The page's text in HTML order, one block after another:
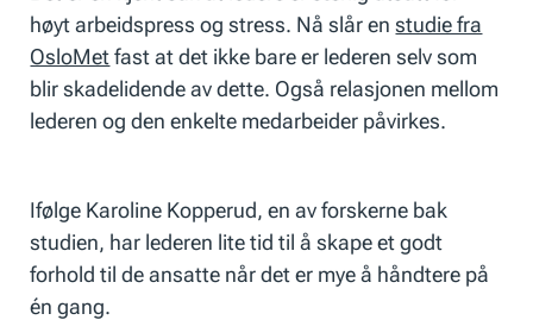
høyt arbeidspress og stress. Nå slår enstudie fra
OsloMetfast at det ikke bare er lederen selv som
blir skadelidende av dette. Også relasjonen mellom
lederen og den enkelte medarbeider påvirkes.
Ifølge Karoline Kopperud, en av forskerne bak
studien, har lederen lite tid til å skape et godt
forhold til de ansatte når det er mye å håndtere på
én gang.